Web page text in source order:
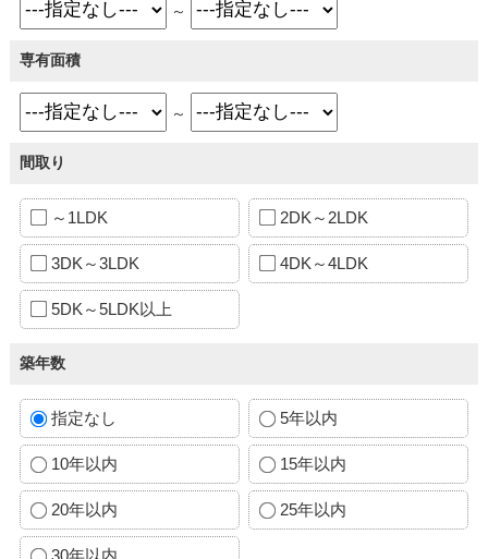
～
専有面積
～
間取り
～1LDK 2DK～2LDK
3DK～3LDK 4DK～4LDK
5DK～5LDK以上
築年数
指定なし 5年以内
10年以内 15年以内
20年以内 25年以内
30年以内